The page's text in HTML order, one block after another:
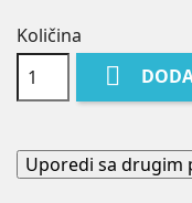
Količina

Uporedi sa drugim